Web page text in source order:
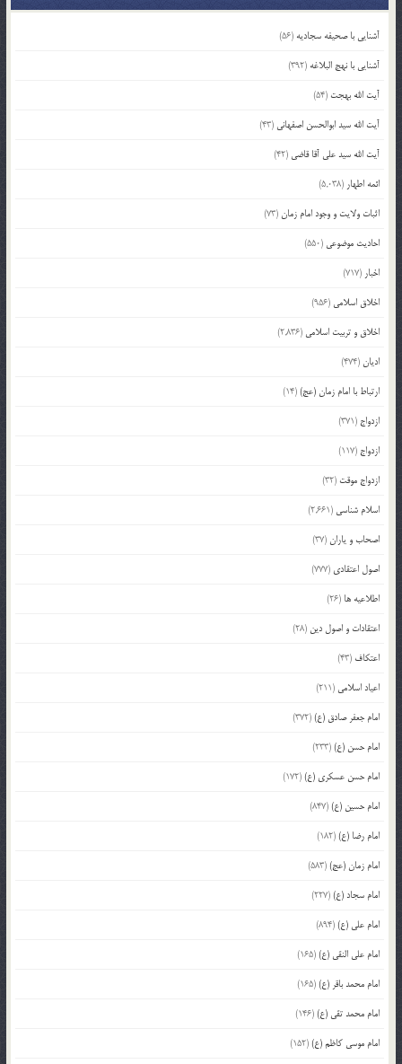
آشنایی با صحیفه سجادیه (56)
آشنایی با نهج البلاغه (392)
آیت الله بهجت (54)
آیت الله سید ابوالحسن اصفهانی (43)
آیت الله سید علی آقا قاضی (42)
ائمه اطهار (5,038)
اثبات ولایت و وجود امام زمان(73)
احادیث موضوعی (550)
اخبار (717)
اخلاق اسلامی (956)
اخلاق و تربیت اسلامی (2,836)
ادیان(474)
ارتباط با امام زمان (عج)(14)
ازدواج (371)
ازدواج (117)
ازدواج موقت (32)
اسلام شناسی (2,661)
اصحاب و یاران(37)
اصول اعتقادی (777)
اطلاعیه ها (26)
اعتقادات و اصول دین (28)
اعتکاف (43)
اعیاد اسلامی (211)
امام جعفر صادق (ع)(372)
امام حسن (ع)(233)
امام حسن عسکری (ع)(172)
امام حسین (ع)(847)
امام رضا (ع)(182)
امام زمان (عج)(583)
امام سجاد (ع)(227)
امام علی (ع)(894)
امام علی النقی (ع)(165)
امام محمد باقر (ع)(165)
امام محمد تقی (ع)(146)
امام موسی کاظم (ع)(152)